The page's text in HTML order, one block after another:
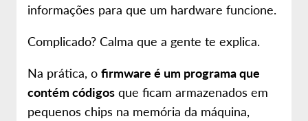
informações para que um hardware funcione.
Complicado? Calma que a gente te explica.
Na prática, o firmware é um programa que
contém códigos que ficam armazenados em
pequenos chips na memória da máquina,